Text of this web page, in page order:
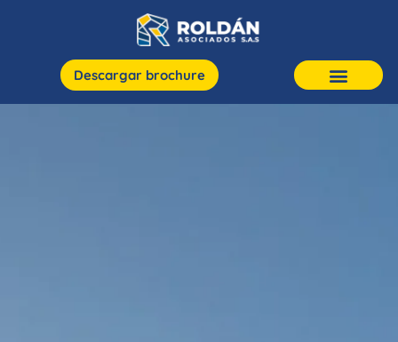
Descargar brochure